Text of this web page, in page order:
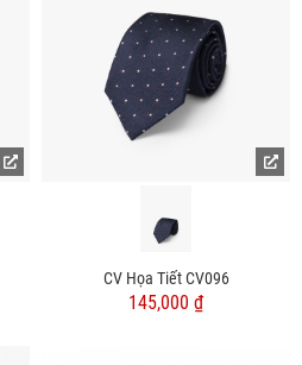
CV Họa Tiết CV096
145,000 ₫